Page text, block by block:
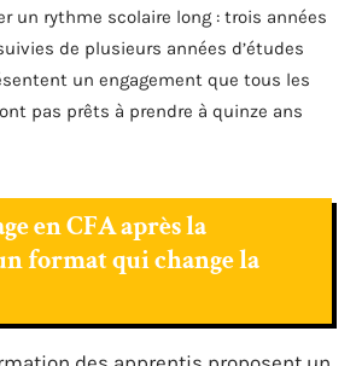
un rythme scolaire long : trois années
de plusieurs années d’études
un engagement que tous les
pas prêts à prendre à quinze ans
en CFA après la
format qui change la